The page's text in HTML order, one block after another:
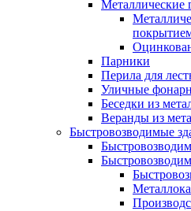
Металлические
Парники
Перила для
Уличные
Беседки из
Веранды из
Быстровозводимые